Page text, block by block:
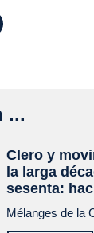
...
Clero y
la larga
sesenta:
Mélanges de la